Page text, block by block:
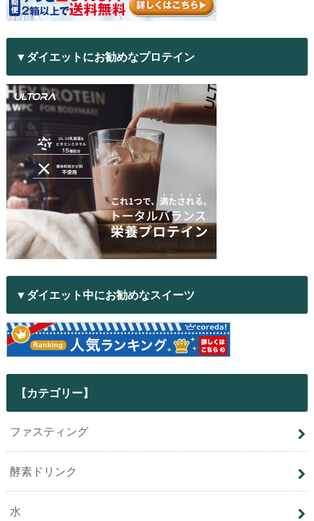
▼ダイエットにお勧めなプロテイン
▼ダイエット中にお勧めなスイーツ
【カテゴリー】
ファスティング
酵素ドリンク
水